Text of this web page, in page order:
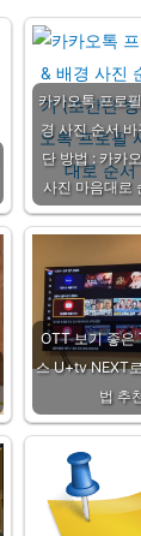
카카오톡 프로
경 사진 순서
단 방법 : 카카
사진 마음대로
OTT 보기 좋은
스 U+tv NEXT
법 추